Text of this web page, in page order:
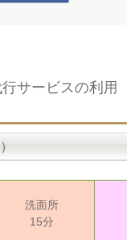
サービスの利用
洗面所
15分